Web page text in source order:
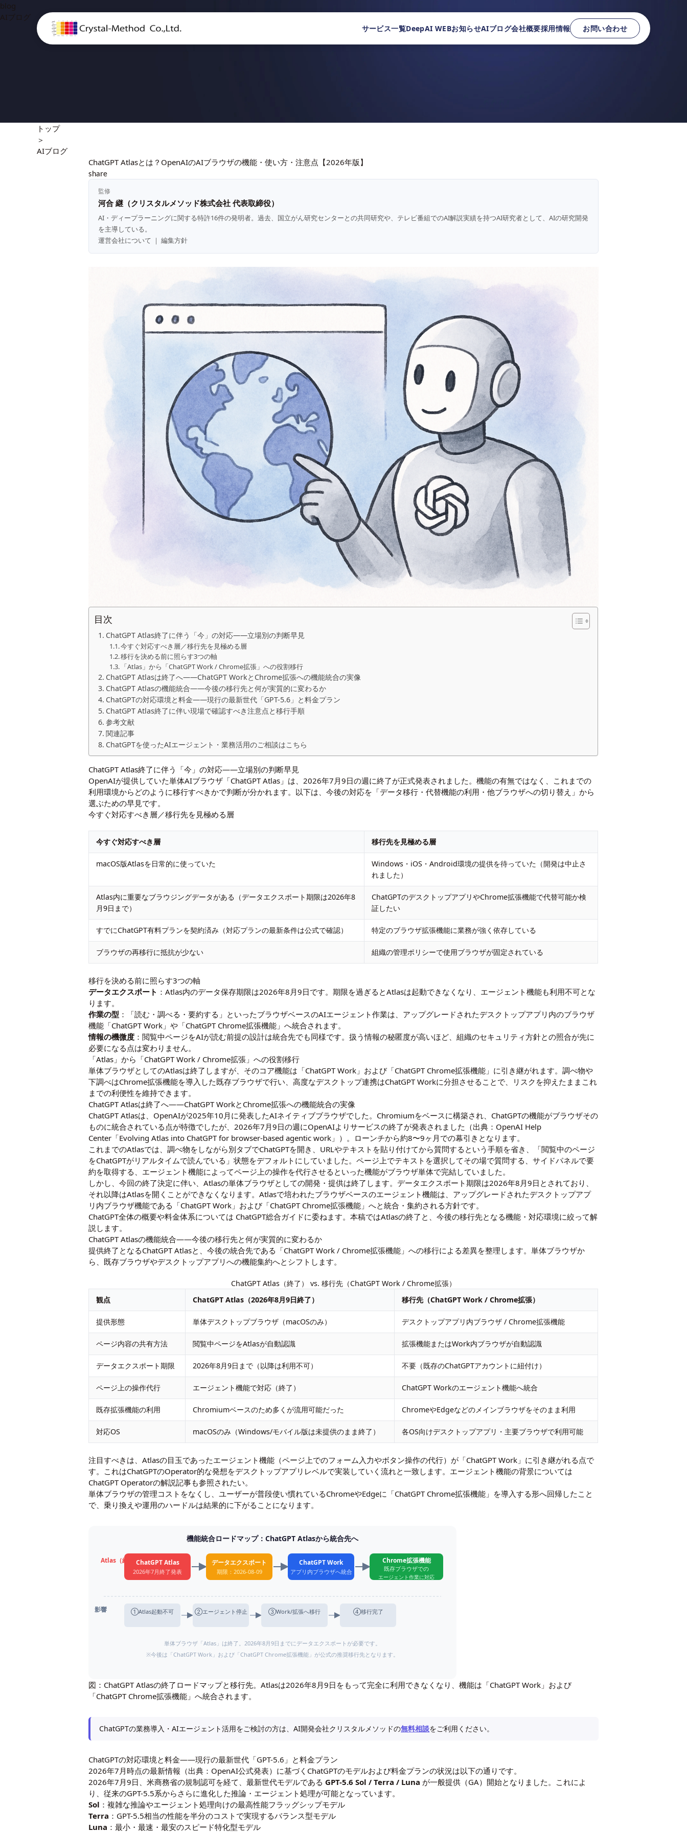
サービス一覧DeepAI WEBお知らせAIブログ会社概要採用情報 お問い合わせ
blog
AIブログ
トップ
＞
AIブログ
ChatGPT Atlasとは？OpenAIのAIブラウザの機能・使い方・注意点【2026年版】
share
監修
河合 継（クリスタルメソッド株式会社 代表取締役）
AI・ディープラーニングに関する特許16件の発明者。過去、国立がん研究センターとの共同研究や、テレビ番組でのAI解説実績を持つAI研究者として、AIの研究開発
を主導している。
運営会社について ｜編集方針
目次
ChatGPT Atlas終了に伴う「今」の対応――立場別の判断早見
今すぐ対応すべき層／移行先を見極める層
移行を決める前に照らす3つの軸
「Atlas」から「ChatGPT Work / Chrome拡張」への役割移行
ChatGPT Atlasは終了へ――ChatGPT WorkとChrome拡張への機能統合の実像
ChatGPT Atlasの機能統合――今後の移行先と何が実質的に変わるか
ChatGPTの対応環境と料金――現行の最新世代「GPT-5.6」と料金プラン
ChatGPT Atlas終了に伴い現場で確認すべき注意点と移行手順
参考文献
関連記事
ChatGPTを使ったAIエージェント・業務活用のご相談はこちら
ChatGPT Atlas終了に伴う「今」の対応――立場別の判断早見
OpenAIが提供していた単体AIブラウザ「ChatGPT Atlas」は、2026年7月9日の週に終了が正式発表されました。機能の有無ではなく、これまでの
利用環境からどのように移行すべきかで判断が分かれます。以下は、今後の対応を「データ移行・代替機能の利用・他ブラウザへの切り替え」から
選ぶための早見です。
今すぐ対応すべき層／移行先を見極める層
今すぐ対応すべき層 移行先を見極める層
macOS版Atlasを日常的に使っていた
Windows・iOS・Android環境の提供を待っていた（開発は中止さ
れました）
Atlas内に重要なブラウジングデータがある（データエクスポート期限は2026年8
月9日まで）
ChatGPTのデスクトップアプリやChrome拡張機能で代替可能か検
証したい
すでにChatGPT有料プランを契約済み（対応プランの最新条件は公式で確認） 特定のブラウザ拡張機能に業務が強く依存している
ブラウザの再移行に抵抗が少ない 組織の管理ポリシーで使用ブラウザが固定されている
移行を決める前に照らす3つの軸
データエクスポート ：Atlas内のデータ保存期限は2026年8月9日です。期限を過ぎるとAtlasは起動できなくなり、エージェント機能も利用不可とな
ります。
作業の型 ：「読む・調べる・要約する」といったブラウザベースのAIエージェント作業は、アップグレードされたデスクトップアプリ内のブラウザ
機能「ChatGPT Work」や「ChatGPT Chrome拡張機能」へ統合されます。
情報の機微度 ：閲覧中ページをAIが読む前提の設計は統合先でも同様です。扱う情報の秘匿度が高いほど、組織のセキュリティ方針との照合が先に
必要になる点は変わりません。
「Atlas」から「ChatGPT Work / Chrome拡張」への役割移行
単体ブラウザとしてのAtlasは終了しますが、そのコア機能は「ChatGPT Work」および「ChatGPT Chrome拡張機能」に引き継がれます。調べ物や
下調べはChrome拡張機能を導入した既存ブラウザで行い、高度なデスクトップ連携はChatGPT Workに分担させることで、リスクを抑えたままこれ
までの利便性を維持できます。
ChatGPT Atlasは終了へ――ChatGPT WorkとChrome拡張への機能統合の実像
ChatGPT Atlasは、OpenAIが2025年10月に発表したAIネイティブブラウザでした。Chromiumをベースに構築され、ChatGPTの機能がブラウザその
ものに統合されている点が特徴でしたが、2026年7月9日の週にOpenAIよりサービスの終了が発表されました（出典：OpenAI Help
Center「Evolving Atlas into ChatGPT for browser-based agentic work」）。ローンチから約8〜9ヶ月での幕引きとなります。
これまでのAtlasでは、調べ物をしながら別タブでChatGPTを開き、URLやテキストを貼り付けてから質問するという手順を省き、「閲覧中のページ
をChatGPTがリアルタイムで読んでいる」状態をデフォルトにしていました。ページ上でテキストを選択してその場で質問する、サイドパネルで要
約を取得する、エージェント機能によってページ上の操作を代行させるといった機能がブラウザ単体で完結していました。
しかし、今回の終了決定に伴い、Atlasの単体ブラウザとしての開発・提供は終了します。データエクスポート期限は2026年8月9日とされており、
それ以降はAtlasを開くことができなくなります。Atlasで培われたブラウザベースのエージェント機能は、アップグレードされたデスクトップアプ
リ内ブラウザ機能である「ChatGPT Work」および「ChatGPT Chrome拡張機能」へと統合・集約される方針です。
ChatGPT全体の概要や料金体系については ChatGPT総合ガイドに委ねます。本稿ではAtlasの終了と、今後の移行先となる機能・対応環境に絞って解
説します。
ChatGPT Atlasの機能統合――今後の移行先と何が実質的に変わるか
提供終了となるChatGPT Atlasと、今後の統合先である「ChatGPT Work / Chrome拡張機能」への移行による差異を整理します。単体ブラウザか
ら、既存ブラウザやデスクトップアプリへの機能集約へとシフトします。
ChatGPT Atlas（終了） vs. 移行先（ChatGPT Work / Chrome拡張）
観点
ChatGPT Atlas（2026年8月9日終了） 移行先（ChatGPT Work / Chrome拡張）
提供形態 単体デスクトップブラウザ（macOSのみ） デスクトップアプリ内ブラウザ / Chrome拡張機能
ページ内容の共有方法 閲覧中ページをAtlasが自動認識 拡張機能またはWork内ブラウザが自動認識
データエクスポート期限 2026年8月9日まで（以降は利用不可） 不要（既存のChatGPTアカウントに紐付け）
ページ上の操作代行 エージェント機能で対応（終了） ChatGPT Workのエージェント機能へ統合
既存拡張機能の利用 Chromiumベースのため多くが流用可能だった ChromeやEdgeなどのメインブラウザをそのまま利用
対応OS macOSのみ（Windows/モバイル版は未提供のまま終了） 各OS向けデスクトップアプリ・主要ブラウザで利用可能
注目すべきは、Atlasの目玉であったエージェント機能（ページ上でのフォーム入力やボタン操作の代行）が「ChatGPT Work」に引き継がれる点で
す。これはChatGPTのOperator的な発想をデスクトップアプリレベルで実装していく流れと一致します。エージェント機能の背景については
ChatGPT Operatorの解説記事も参照されたい。
単体ブラウザの管理コストをなくし、ユーザーが普段使い慣れているChromeやEdgeに「ChatGPT Chrome拡張機能」を導入する形へ回帰したこと
で、乗り換えや運用のハードルは結果的に下がることになります。
機能統合ロードマップ：ChatGPT Atlasから統合先へ
Atlas（終了）ChatGPT Atlas
2026年7月終了発表
データエクスポート
期限：2026-08-09
ChatGPT Work
アプリ内ブラウザへ統合
Chrome拡張機能
既存ブラウザでの
エージェント作業に対応
影響 ①Atlas起動不可 ②エージェント停止 ③Work/拡張へ移行 ④移行完了
単体ブラウザ「Atlas」は終了。2026年8月9日までにデータエクスポートが必要です。
※今後は「ChatGPT Work」および「ChatGPT Chrome拡張機能」が公式の推奨移行先となります。
図：ChatGPT Atlasの終了ロードマップと移行先。Atlasは2026年8月9日をもって完全に利用できなくなり、機能は「ChatGPT Work」および
「ChatGPT Chrome拡張機能」へ統合されます。
ChatGPTの業務導入・AIエージェント活用をご検討の方は、AI開発会社クリスタルメソッドの無料相談をご利用ください。
ChatGPTの対応環境と料金――現行の最新世代「GPT-5.6」と料金プラン
2026年7月時点の最新情報（出典： OpenAI公式発表）に基づくChatGPTのモデルおよび料金プランの状況は以下の通りです。
2026年7月9日、米商務省の規制認可を経て、最新世代モデルである GPT-5.6 Sol / Terra / Luna が一般提供（GA）開始となりました。これによ
り、従来のGPT-5.5系からさらに進化した推論・エージェント処理が可能となっています。
Sol ：複雑な推論やエージェント処理向けの最高性能フラッグシップモデル
Terra ：GPT-5.5相当の性能を半分のコストで実現するバランス型モデル
Luna ：最小・最速・最安のスピード特化型モデル